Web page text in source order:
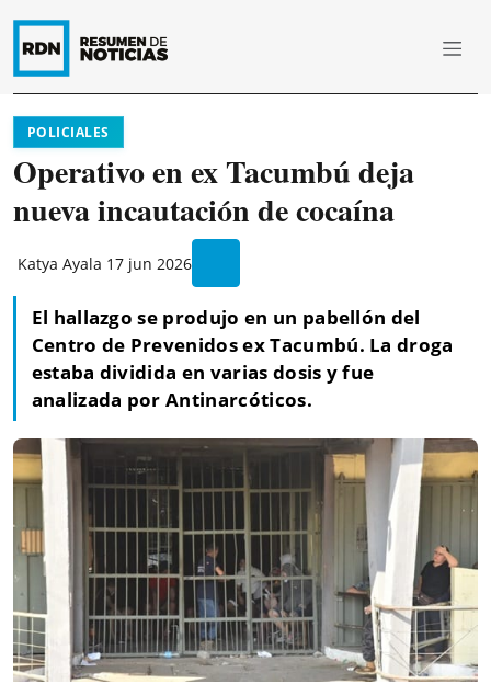
POLICIALES
Operativo en ex Tacumbú deja
nueva incautación de cocaína
Katya Ayala 17 jun 2026
El hallazgo se produjo en un pabellón del
Centro de Prevenidos ex Tacumbú. La droga
estaba dividida en varias dosis y fue
analizada por Antinarcóticos.